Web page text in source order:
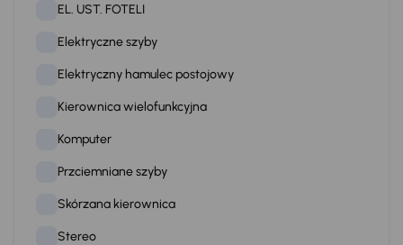
EL. UST. FOTELI
Elektryczne szyby
Elektryczny hamulec postojowy
Kierownica wielofunkcyjna
Komputer
Przciemniane szyby
Skórzana kierownica
Stereo